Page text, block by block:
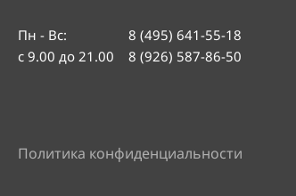
Пн - Вс:
с 9.00 до 21.00
8 (495) 641-55-18
8 (926) 587-86-50
Политика конфиденциальности